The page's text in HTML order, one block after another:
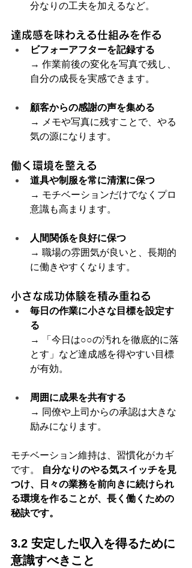
分なりの工夫を加えるなど。
達成感を味わえる仕組みを作る
ビフォーアフターを記録する
→ 作業前後の変化を写真で残し、
自分の成長を実感できます。
顧客からの感謝の声を集める
→ メモや写真に残すことで、やる
気の源になります。
働く環境を整える
道具や制服を常に清潔に保つ
→ モチベーションだけでなくプロ
意識も高まります。
人間関係を良好に保つ
→ 職場の雰囲気が良いと、長期的
に働きやすくなります。
小さな成功体験を積み重ねる
毎日の作業に小さな目標を設定す
る
→ 「今日は○○の汚れを徹底的に落
とす」など達成感を得やすい目標
が有効。
周囲に成果を共有する
→ 同僚や上司からの承認は大きな
励みになります。
モチベーション維持は、習慣化がカギ
です。
自分なりのやる気スイッチを見
つけ、日々の業務を前向きに続けられ
る環境を作ることが、長く働くための
秘訣です。
3.2 安定した収入を得るために
意識すべきこと